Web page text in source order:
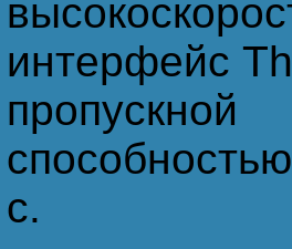
интерфейс
пропускной
с.